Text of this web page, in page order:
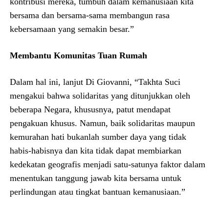
bersama dan bersama-sama membangun rasa
kebersamaan yang semakin besar.”
Membantu Komunitas Tuan Rumah
Dalam hal ini, lanjut Di Giovanni, “Takhta Suci
mengakui bahwa solidaritas yang ditunjukkan oleh
beberapa Negara, khususnya, patut mendapat
pengakuan khusus. Namun, baik solidaritas maupun
kemurahan hati bukanlah sumber daya yang tidak
habis-habisnya dan kita tidak dapat membiarkan
kedekatan geografis menjadi satu-satunya faktor dalam
menentukan tanggung jawab kita bersama untuk
perlindungan atau tingkat bantuan kemanusiaan.”